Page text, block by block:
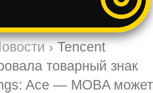
›Tencent
товарный знак
Ace — MOBA может